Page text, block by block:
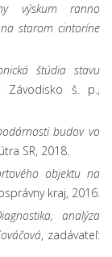
výskum ranno
starom cintoríne
štúdia stavu
Závodisko š. p.,
budov vo
SR, 2018.
objektu na
kraj, 2016.
analýza
, zadávateľ: